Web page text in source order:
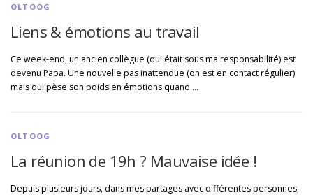
OLTOOG
Liens & émotions au travail
Ce week-end, un ancien collègue (qui était sous ma responsabilité) est
devenu Papa. Une nouvelle pas inattendue (on est en contact régulier)
mais qui pèse son poids en émotions quand …
OLTOOG
La réunion de 19h ? Mauvaise idée !
Depuis plusieurs jours, dans mes partages avec différentes personnes,